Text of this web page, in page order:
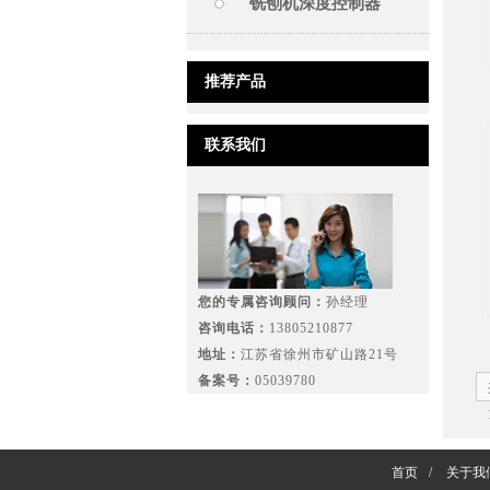
推荐产品
联系我们
您的专属咨询顾问： 孙经理
咨询电话： 13805210877
地址： 江苏省徐州市矿山路21号
备案号： 05039780
首页 / 关于我